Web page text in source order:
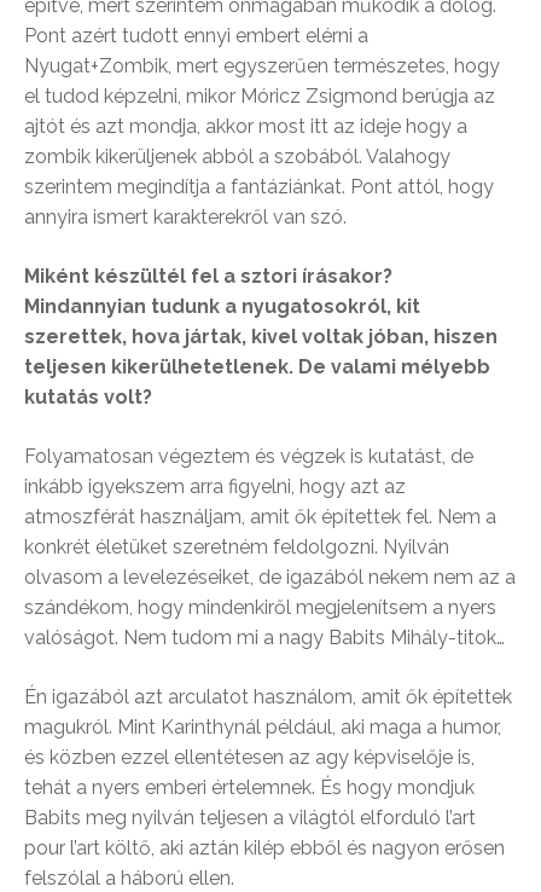
építve, mert szerintem önmagában működik a dolog.
Pont azért tudott ennyi embert elérni a
Nyugat+Zombik, mert egyszerűen természetes, hogy
el tudod képzelni, mikor Móricz Zsigmond berúgja az
ajtót és azt mondja, akkor most itt az ideje hogy a
zombik kikerüljenek abból a szobából. Valahogy
szerintem megindítja a fantáziánkat. Pont attól, hogy
annyira ismert karakterekről van szó.
Miként készültél fel a sztori írásakor?
Mindannyian tudunk a nyugatosokról, kit
szerettek, hova jártak, kivel voltak jóban, hiszen
teljesen kikerülhetetlenek. De valami mélyebb
kutatás volt?
Folyamatosan végeztem és végzek is kutatást, de
inkább igyekszem arra figyelni, hogy azt az
atmoszférát használjam, amit ők építettek fel. Nem a
konkrét életüket szeretném feldolgozni. Nyilván
olvasom a levelezéseiket, de igazából nekem nem az a
szándékom, hogy mindenkiről megjelenítsem a nyers
valóságot. Nem tudom mi a nagy Babits Mihály-titok…
Én igazából azt arculatot használom, amit ők építettek
magukról. Mint Karinthynál például, aki maga a humor,
és közben ezzel ellentétesen az agy képviselője is,
tehát a nyers emberi értelemnek. És hogy mondjuk
Babits meg nyilván teljesen a világtól elforduló l’art
pour l’art költő, aki aztán kilép ebből és nagyon erősen
felszólal a háború ellen.